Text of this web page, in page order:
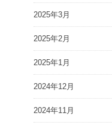
2025年3月
2025年2月
2025年1月
2024年12月
2024年11月